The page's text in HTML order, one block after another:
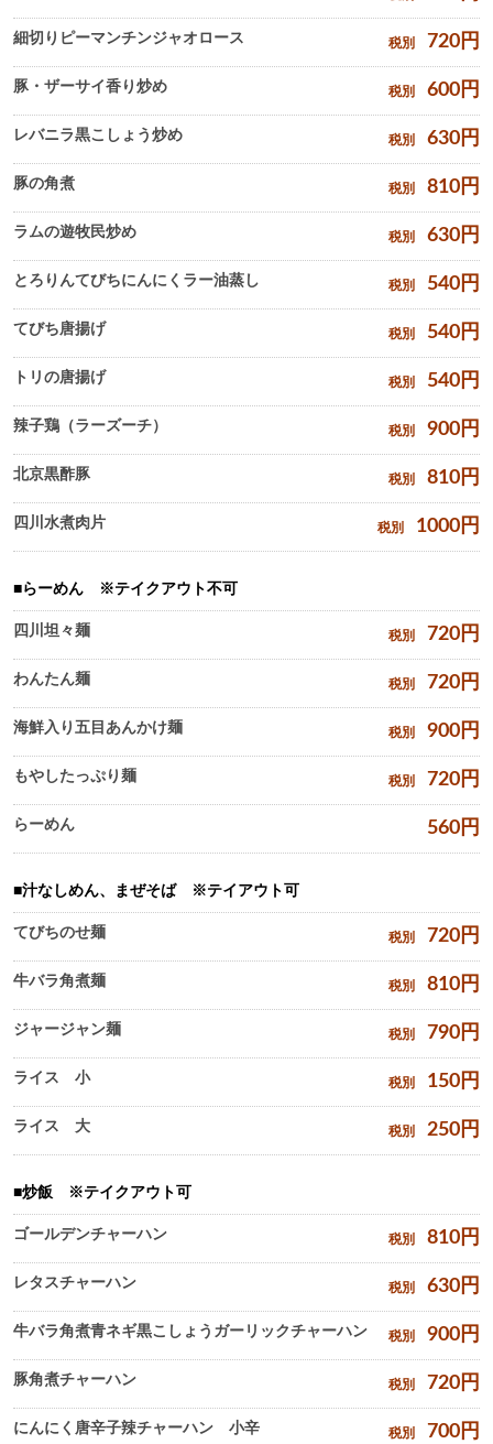
細切りピーマンチンジャオロース 税別 720 円
豚・ザーサイ香り炒め 税別 600 円
レバニラ黒こしょう炒め 税別 630 円
豚の角煮 税別 810 円
ラムの遊牧民炒め 税別 630 円
とろりんてびちにんにくラー油蒸し 税別 540 円
てびち唐揚げ 税別 540 円
トリの唐揚げ 税別 540 円
辣子鶏（ラーズーチ） 税別 900 円
北京黒酢豚 税別 810 円
四川水煮肉片 税別 1000 円
らーめん ※テイクアウト不可
四川坦々麺 税別 720 円
わんたん麺 税別 720 円
海鮮入り五目あんかけ麺 税別 900 円
もやしたっぷり麺 税別 720 円
らーめん 560 円
汁なしめん、まぜそば ※テイアウト可
てびちのせ麺 税別 720 円
牛バラ角煮麺 税別 810 円
ジャージャン麺 税別 790 円
ライス 小 税別 150 円
ライス 大 税別 250 円
炒飯 ※テイクアウト可
ゴールデンチャーハン 税別 810 円
レタスチャーハン 税別 630 円
牛バラ角煮青ネギ黒こしょうガーリックチャーハン 税別 900 円
豚角煮チャーハン 税別 720 円
にんにく唐辛子辣チャーハン 小辛 税別 700 円